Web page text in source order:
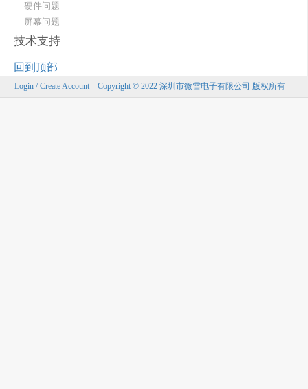
硬件问题
屏幕问题
技术支持
回到顶部
Login / Create Account Copyright © 2022 深圳市微雪电子有限公司 版权所有